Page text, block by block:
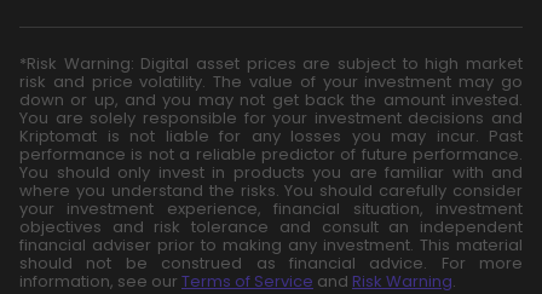
*Risk Warning: Digital asset prices are subject to high market
risk and price volatility. The value of your investment may go
down or up, and you may not get back the amount invested.
You are solely responsible for your investment decisions and
Kriptomat is not liable for any losses you may incur. Past
performance is not a reliable predictor of future performance.
You should only invest in products you are familiar with and
where you understand the risks. You should carefully consider
your investment experience, financial situation, investment
objectives and risk tolerance and consult an independent
financial adviser prior to making any investment. This material
should not be construed as financial advice. For more
information, see our Terms of Service and Risk Warning.